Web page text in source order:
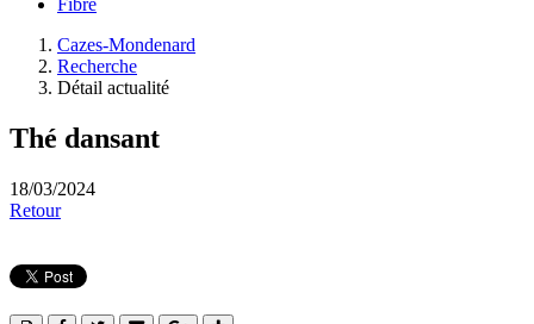
Fibre
Cazes-Mondenard
Recherche
Détail actualité
Thé dansant
18/03/2024
Retour